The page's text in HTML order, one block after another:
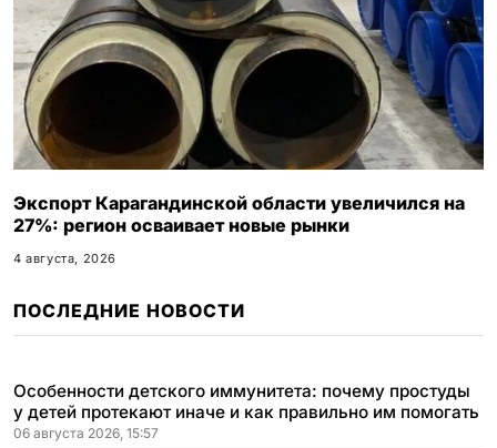
Экспорт Карагандинской области увеличился на
27%: регион осваивает новые рынки
4 августа, 2026
ПОСЛЕДНИЕ НОВОСТИ
Особенности детского иммунитета: почему простуды
у детей протекают иначе и как правильно им помогать
06 августа 2026, 15:57